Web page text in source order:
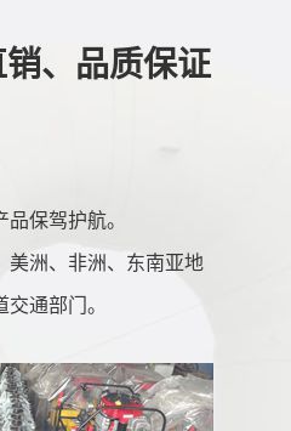
、品质保证
保驾护航。
美洲、非洲、东南亚地
通部门。